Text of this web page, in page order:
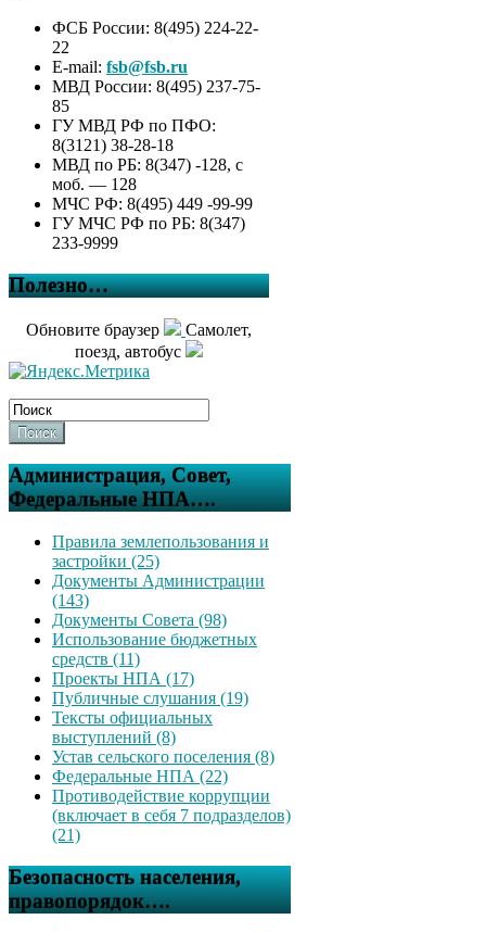
ФСБ России: 8(495) 224-22-
22
E-mail: fsb@fsb.ru
МВД России: 8(495) 237-75-
85
ГУ МВД РФ по ПФО:
8(3121) 38-28-18
МВД по РБ: 8(347) -128, с
моб. — 128
МЧС РФ: 8(495) 449 -99-99
ГУ МЧС РФ по РБ: 8(347)
233-9999
Полезно…
Обновите браузер
Самолет,
поезд, автобус
Поиск
Администрация, Совет,
Федеральные НПА….
Правила землепользования и
застройки (25)
Документы Администрации
(143)
Документы Совета (98)
Использование бюджетных
средств (11)
Проекты НПА (17)
Публичные слушания (19)
Тексты официальных
выступлений (8)
Устав сельского поселения (8)
Федеральные НПА (22)
Противодействие коррупции
(включает в себя 7 подразделов)
(21)
Безопасность населения,
правопорядок….